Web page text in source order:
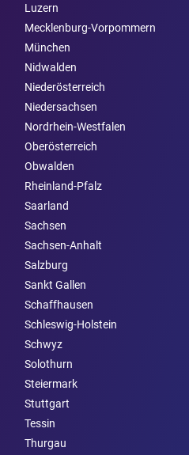
Luzern
Mecklenburg-Vorpommern
München
Nidwalden
Nieder­österreich
Niedersachsen
Nordrhein-Westfalen
Ober­österreich
Obwalden
Rheinland-Pfalz
Saarland
Sachsen
Sachsen-Anhalt
Salzburg
Sankt Gallen
Schaffhausen
Schleswig-Holstein
Schwyz
Solothurn
Steier­mark
Stuttgart
Tessin
Thurgau